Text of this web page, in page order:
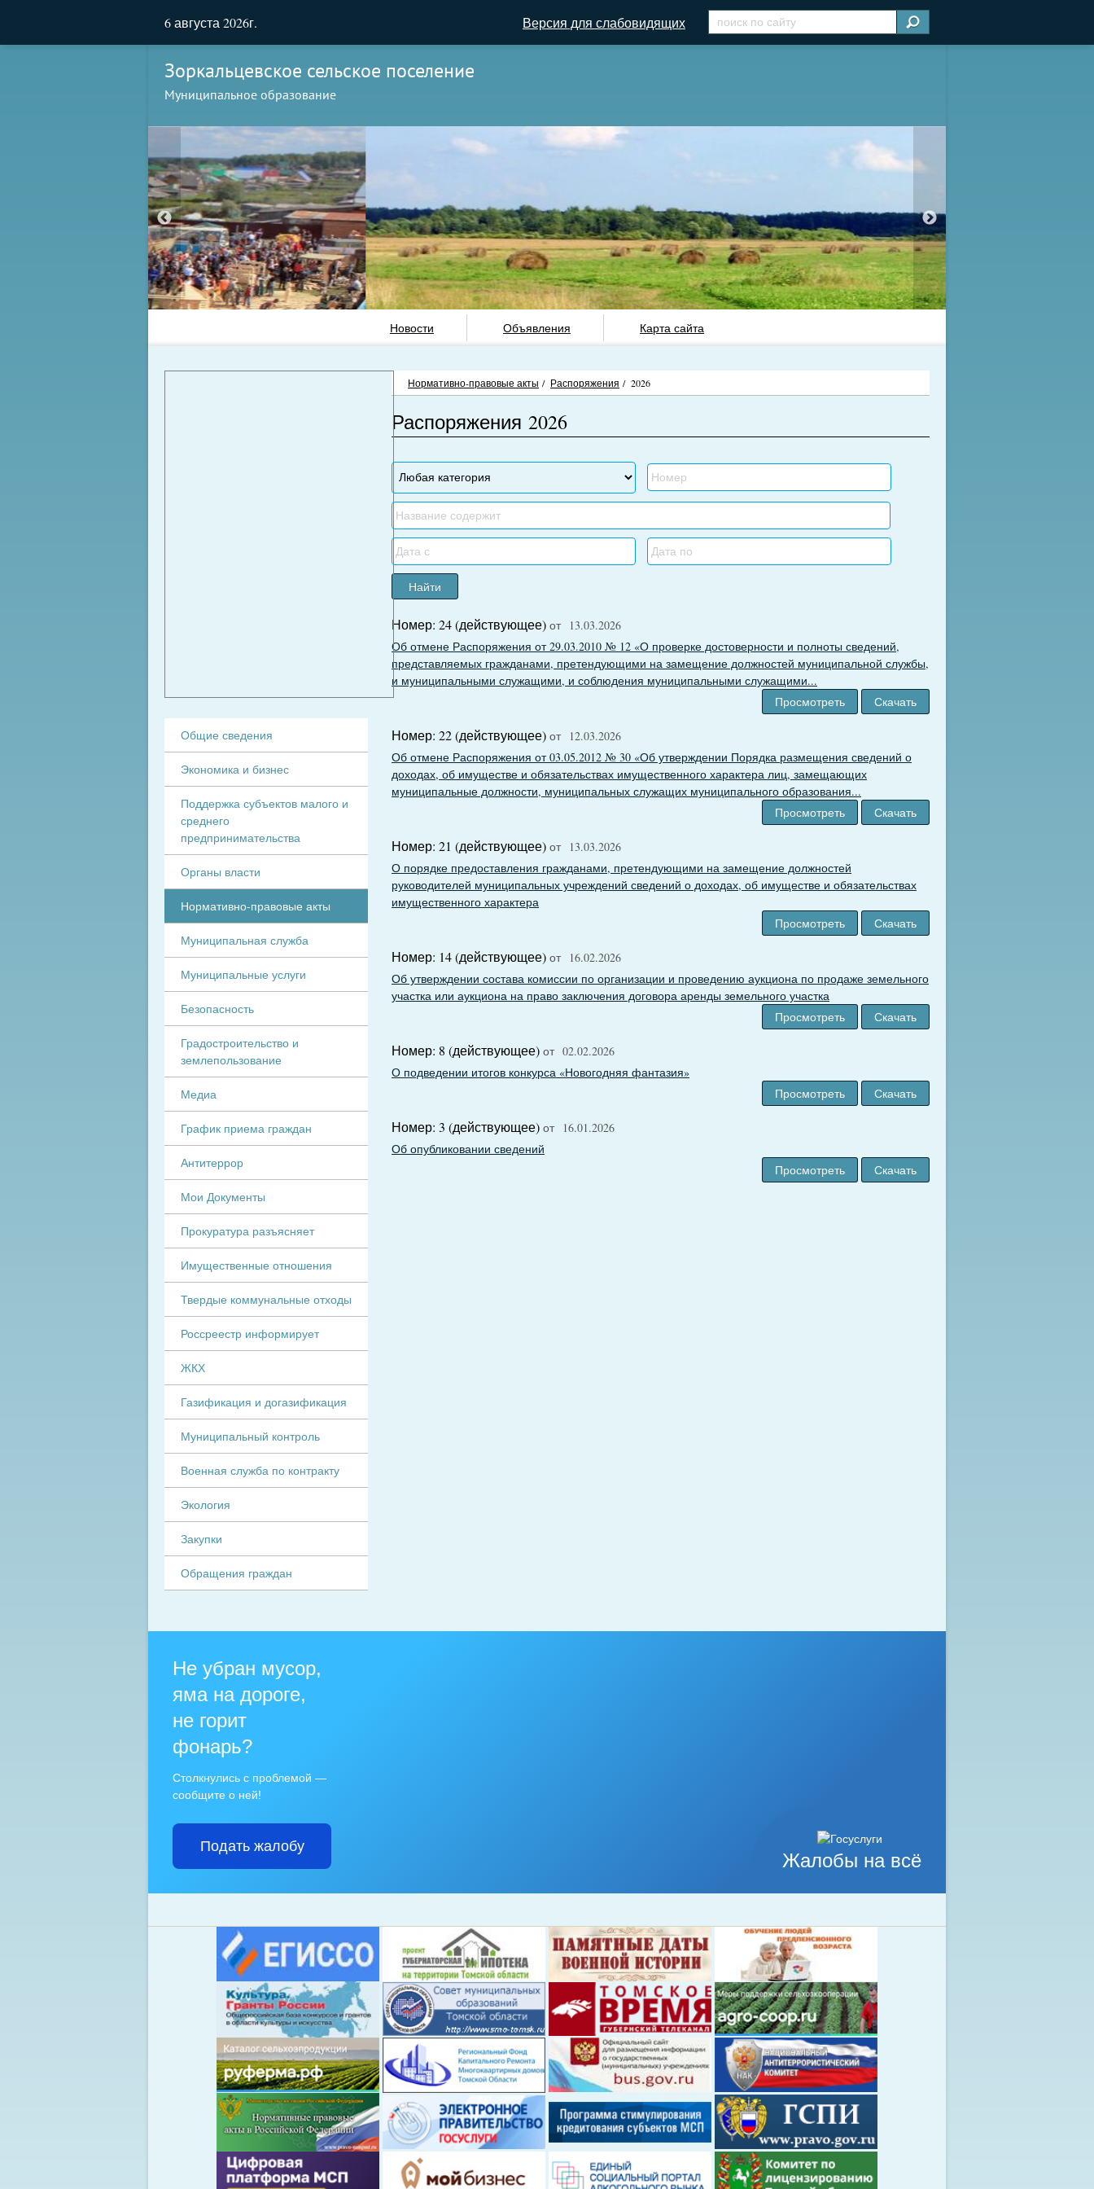
6 августа 2026г. Версия для слабовидящих
Зоркальцевское сельское поселение
Муниципальное образование
Новости Объявления Карта сайта
Нормативно-правовые акты / Распоряжения / 2026
Распоряжения 2026
Найти
Номер: 24 (действующее) от 13.03.2026
Об отмене Распоряжения от 29.03.2010 № 12 «О проверке достоверности и полноты сведений,
представляемых гражданами, претендующими на замещение должностей муниципальной службы,
и муниципальными служащими, и соблюдения муниципальными служащими...
Просмотреть
Скачать
Номер: 22 (действующее) от 12.03.2026
Об отмене Распоряжения от 03.05.2012 № 30 «Об утверждении Порядка размещения сведений о
доходах, об имуществе и обязательствах имущественного характера лиц, замещающих
муниципальные должности, муниципальных служащих муниципального образования...
Просмотреть
Скачать
Номер: 21 (действующее) от 13.03.2026
О порядке предоставления гражданами, претендующими на замещение должностей
руководителей муниципальных учреждений сведений о доходах, об имуществе и обязательствах
имущественного характера
Просмотреть
Скачать
Номер: 14 (действующее) от 16.02.2026
Об утверждении состава комиссии по организации и проведению аукциона по продаже земельного
участка или аукциона на право заключения договора аренды земельного участка
Просмотреть
Скачать
Номер: 8 (действующее) от 02.02.2026
О подведении итогов конкурса «Новогодняя фантазия»
Просмотреть
Скачать
Номер: 3 (действующее) от 16.01.2026
Об опубликовании сведений
Просмотреть
Скачать
Общие сведения
Экономика и бизнес
Поддержка субъектов малого и
среднего
предпринимательства
Органы власти
Нормативно-правовые акты
Муниципальная служба
Муниципальные услуги
Безопасность
Градостроительство и
землепользование
Медиа
График приема граждан
Антитеррор
Мои Документы
Прокуратура разъясняет
Имущественные отношения
Твердые коммунальные отходы
Россреестр информирует
ЖКХ
Газификация и догазификация
Муниципальный контроль
Военная служба по контракту
Экология
Закупки
Обращения граждан
Жалобы на всё
Не убран мусор,
яма на дороге,
не горит
фонарь?
Столкнулись с проблемой —
сообщите о ней!
Подать жалобу